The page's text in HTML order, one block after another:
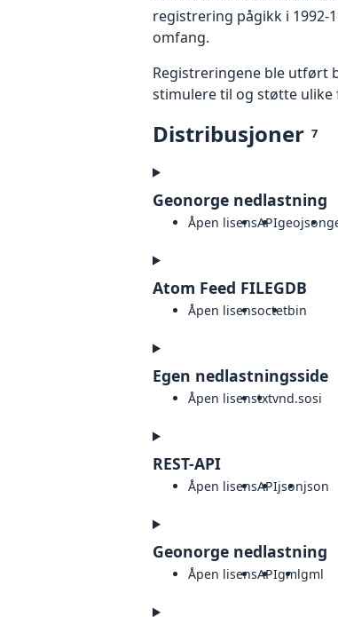
registrering pågikk i 1992-
omfang.
Registreringene ble utført
stimulere til og støtte
Distribusjoner 7
Geonorge nedlastning
Åpen lisensAPIgeojson
Atom Feed FILEGDB
Åpen lisensoctetbin
Egen nedlastningsside
Åpen lisenstxtvnd.sosi
REST-API
Åpen lisensAPIjsonjson
Geonorge nedlastning
Åpen lisensAPIgmlgml